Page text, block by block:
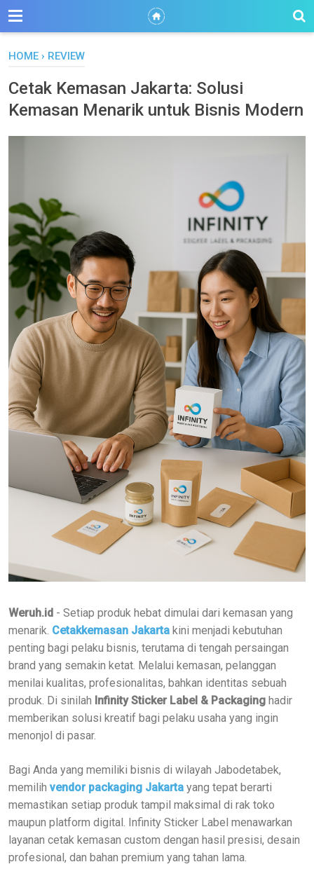
HOME › REVIEW
Cetak Kemasan Jakarta: Solusi
Kemasan Menarik untuk Bisnis Modern
Weruh.id - Setiap produk hebat dimulai dari kemasan yang
menarik. Cetakkemasan Jakarta kini menjadi kebutuhan
penting bagi pelaku bisnis, terutama di tengah persaingan
brand yang semakin ketat. Melalui kemasan, pelanggan
menilai kualitas, profesionalitas, bahkan identitas sebuah
produk. Di sinilah Infinity Sticker Label & Packaging hadir
memberikan solusi kreatif bagi pelaku usaha yang ingin
menonjol di pasar.
Bagi Anda yang memiliki bisnis di wilayah Jabodetabek,
memilih vendor packaging Jakarta yang tepat berarti
memastikan setiap produk tampil maksimal di rak toko
maupun platform digital. Infinity Sticker Label menawarkan
layanan cetak kemasan custom dengan hasil presisi, desain
profesional, dan bahan premium yang tahan lama.